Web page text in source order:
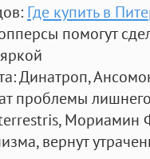
Где купить в
помогут
: Динатроп,
проблемы
Мориамин
вернут